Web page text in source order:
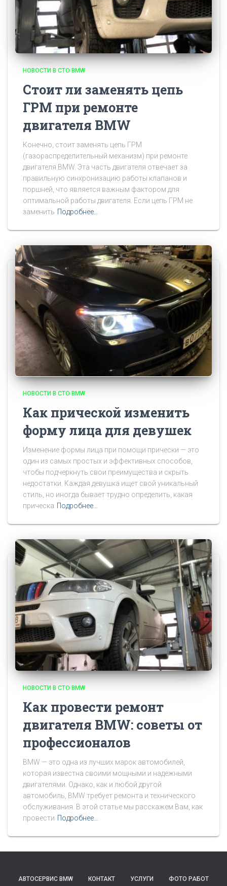
НОВОСТИ В СТО BMW
Стоит ли заменять цепь
ГРМ при ремонте
двигателя BMW
Конечно, стоит заменять цепь ГРМ
(газораспределительный механизм) при ремонте
двигателя BMW. Эта часть двигателя отвечает за
правильную синхронизацию работы клапанов и
поршней, что является важным фактором для
оптимальной работы двигателя. Если цепь ГРМ не
заменить Подробнее…
НОВОСТИ В СТО BMW
Как прической изменить
форму лица для девушек
Изменение формы лица при помощи прически — это
один из самых простых и эффективных способов,
чтобы подчеркнуть свои преимущества и скрыть
недостатки. Каждая девушка ищет свой уникальный
стиль, но иногда бывает трудно определить, какая
прическа Подробнее…
НОВОСТИ В СТО BMW
Как провести ремонт
двигателя BMW: советы от
профессионалов
BMW — это одна из лучших марок автомобилей,
которая известна своими мощными и надежными
двигателями. Однако, как и любой другой
автомобиль, BMW требует ремонта и технического
обслуживания. В этой статье мы расскажем Вам, как
провести Подробнее…
АВТОСЕРВИС BMW КОНТАКТ УСЛУГИ ФОТО РАБОТ